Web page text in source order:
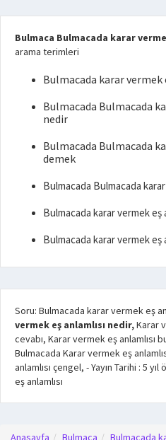
Bulmaca Bulmacada karar
arama terimleri
Bulmacada karar vermek
Bulmacada Bulmacada
nedir
Bulmacada Bulmacada
demek
Bulmacada Bulmacada karar
Bulmacada karar vermek eş
Bulmacada karar vermek eş
Soru: Bulmacada karar vermek eş
vermek eş anlamlısı nedir,Karar
cevabı, Karar vermek eş anlamlısı
Bulmacada Karar vermek eş
anlamlısı çengel, - Yayın Tarihi : 5 yıl
eş anlamlısı
Anasayfa Bulmaca Bulmacada